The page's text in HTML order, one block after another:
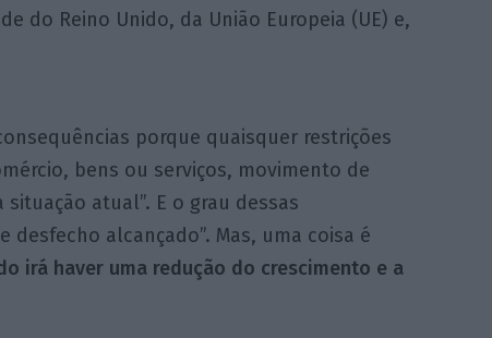
do Reino Unido, da União Europeia (UE) e,
porque quaisquer restrições
bens ou serviços, movimento de
atual”. E o grau dessas
alcançado”. Mas, uma coisa é
irá haver uma redução do crescimento e a